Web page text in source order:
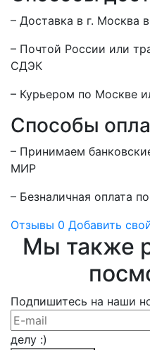
– Доставка в г. Москва
– Почтой России или
СДЭК
– Курьером по Москве
Способы
– Принимаем
МИР
– Безналичная оплата по
Отзывы0 Добавить свой
Мы также
Подпишитесь на наши
делу :)